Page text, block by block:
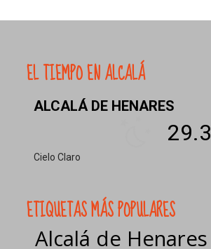
EL TIEMPO EN ALCALÁ
ALCALÁ DE HENARES
Cielo Claro
29.3
ETIQUETAS MÁS POPULARES
Alcalá de Henares